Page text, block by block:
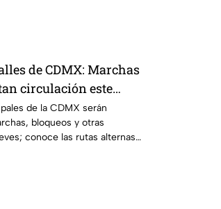
de CDMX: Marchas
circulación este
de la CDMX serán
bloqueos y otras
conoce las rutas alternas y